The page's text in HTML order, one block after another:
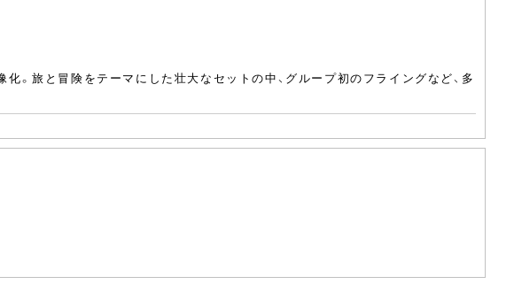
。旅と冒険をテーマにした壮大なセットの中、グループ初のフライングなど、多